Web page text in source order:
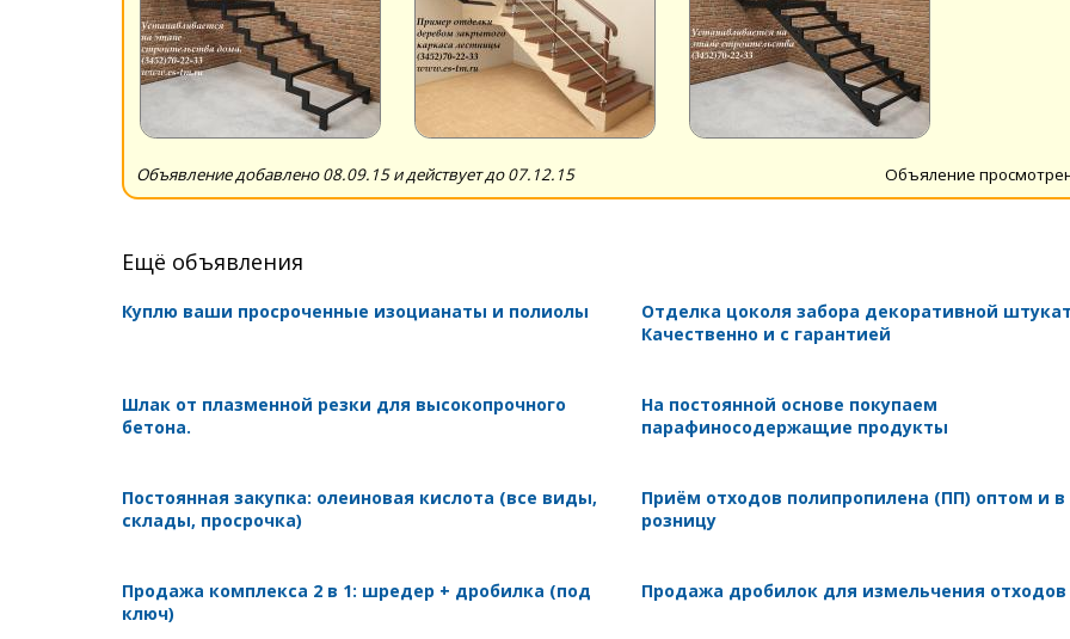
Объяление
Объявление добавлено 08.09.15 и действует до 07.12.15
Ещё объявления
Куплю ваши просроченные изоцианаты и полиолы
Отделка цоколя забора декоративной
Качественно и с гарантией
Шлак от плазменной резки для высокопрочного
бетона.
На постоянной основе покупаем
парафиносодержащие продукты
Постоянная закупка: олеиновая кислота (все виды,
склады, просрочка)
Приём отходов полипропилена (ПП) оптом и в
розницу
Продажа комплекса 2 в 1: шредер + дробилка (под
ключ)
Продажа дробилок для измельчения отходов